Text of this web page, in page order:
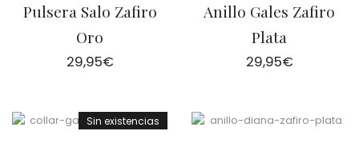
Pulsera Salo Zafiro
Oro
29,95€
Anillo Gales Zafiro
Plata
29,95€
Sin existencias